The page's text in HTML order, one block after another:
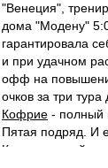
"Венеция",
дома "Модену"
гарантировала
и при удачном
офф на
очков за три тура
Кофрие - полный
Пятая подряд. И
Крал
- полный